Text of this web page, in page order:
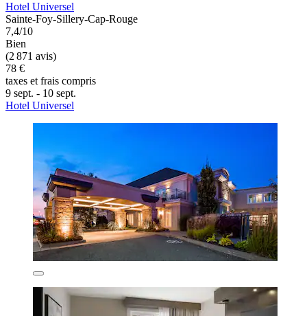
Hotel Universel
Sainte-Foy-Sillery-Cap-Rouge
7,4/10
Bien
(2 871 avis)
78 €
taxes et frais compris
9 sept. - 10 sept.
Hotel Universel